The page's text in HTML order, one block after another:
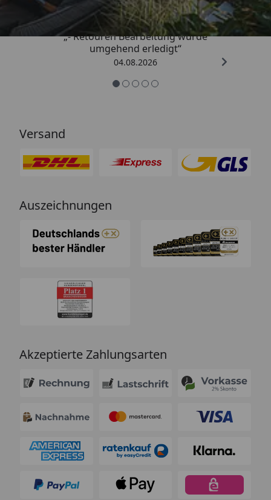
„- Retouren Bearbeitung wurde
umgehend erledigt“
04.08.2026
Versand
Auszeichnungen
Akzeptierte Zahlungsarten